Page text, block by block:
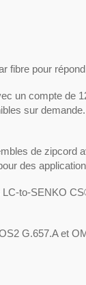
de
fibre pour
un compte de
sur
de zipcord
des
LC-to-SENKO
G.657.A et